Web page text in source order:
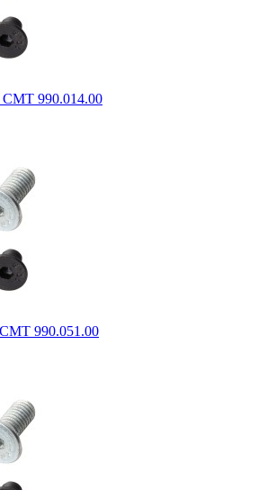
990.014.00
990.051.00